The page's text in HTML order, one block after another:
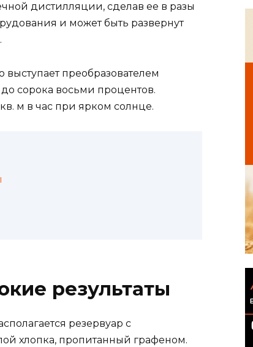
дистилляции, сделав ее в разы
и может быть развернут
выступает преобразователем
сорока восьми процентов.
м в час при ярком солнце.
результаты
резервуар с
хлопка, пропитанный графеном.